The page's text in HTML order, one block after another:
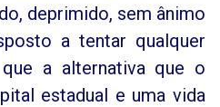
deprimido, sem ânimo
a tentar qualquer
a alternativa que o
estadual e uma vida